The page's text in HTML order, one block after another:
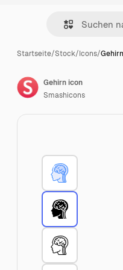
Startseite/Stock/Icons/
Gehirn icon
Smashicons